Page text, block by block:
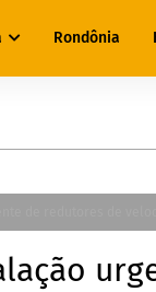
Rondônia